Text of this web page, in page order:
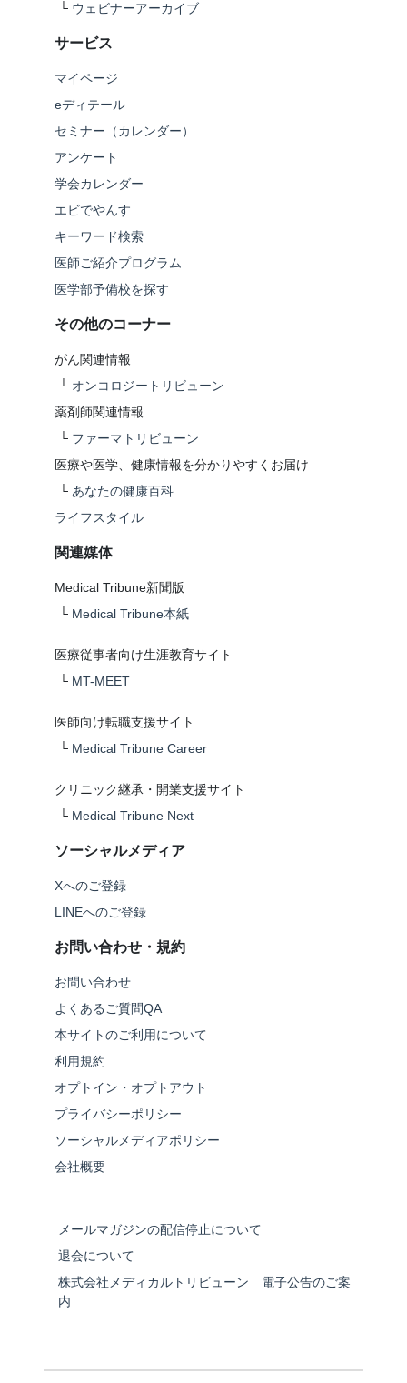
└ ウェビナーアーカイブ
サービス
マイページ
eディテール
セミナー（カレンダー）
アンケート
学会カレンダー
エビでやんす
キーワード検索
医師ご紹介プログラム
医学部予備校を探す
その他のコーナー
がん関連情報
└ オンコロジートリビューン
薬剤師関連情報
└ ファーマトリビューン
医療や医学、健康情報を分かりやすくお届け
└ あなたの健康百科
ライフスタイル
関連媒体
Medical Tribune新聞版
└ Medical Tribune本紙
医療従事者向け生涯教育サイト
└ MT-MEET
医師向け転職支援サイト
└ Medical Tribune Career
クリニック継承・開業支援サイト
└ Medical Tribune Next
ソーシャルメディア
Xへのご登録
LINEへのご登録
お問い合わせ・規約
お問い合わせ
よくあるご質問QA
本サイトのご利用について
利用規約
オプトイン・オプトアウト
プライバシーポリシー
ソーシャルメディアポリシー
会社概要
メールマガジンの配信停止について
退会について
株式会社メディカルトリビューン 電子公告のご案
内